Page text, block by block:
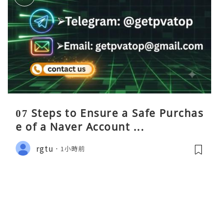
07 Steps to Ensure a Safe Purchas
e of a Naver Account ...
rgtu 1小時前